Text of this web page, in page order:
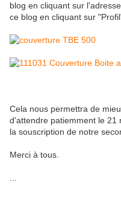
blog en cliquant sur
ce blog en cliquant sur
Cela nous permettra de
d'attendre patiemment le 21
la souscription de notre
Merci à tous.